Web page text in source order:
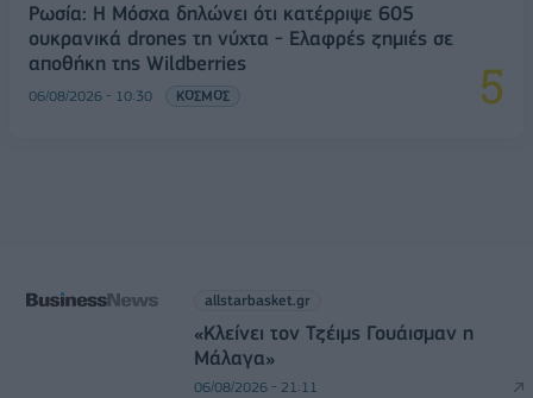
Ρωσία: Η Μόσχα δηλώνει ότι κατέρριψε 605
ουκρανικά drones τη νύχτα - Ελαφρές ζημιές σε
αποθήκη της Wildberries
06/08/2026 - 10:30 ΚΟΣΜΟΣ
allstarbasket.gr
«Κλείνει τον Τζέιμς Γουάισμαν η
Μάλαγα»
06/08/2026 - 21:11